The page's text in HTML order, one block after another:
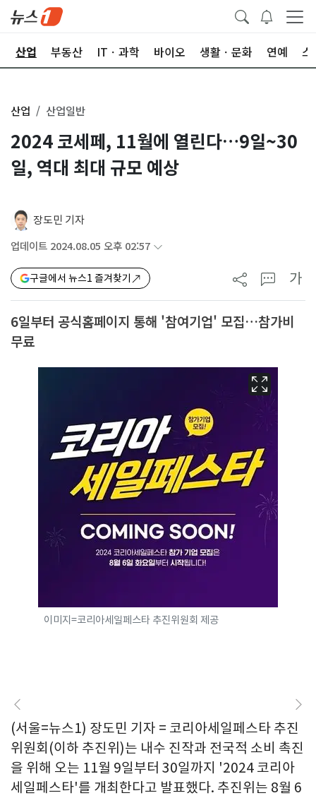
산업 부동산 ITㆍ과학 바이오 생활ㆍ문화 연예 스
산업 산업일반
2024 코세페, 11월에 열린다…9일~30
일, 역대 최대 규모 예상
장도민 기자
업데이트 2024.08.05 오후 02:57
구글에서 뉴스1 즐겨찾기 가
6일부터 공식홈페이지 통해 '참여기업' 모집…참가비
무료
이미지=코리아세일페스타 추진위원회 제공
(서울=뉴스1) 장도민 기자 = 코리아세일페스타 추진
위원회(이하 추진위)는 내수 진작과 전국적 소비 촉진
을 위해 오는 11월 9일부터 30일까지 '2024 코리아
세일페스타'를 개최한다고 발표했다. 추진위는 8월 6